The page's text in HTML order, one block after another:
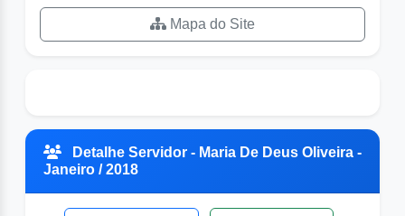
Mapa do Site
Detalhe Servidor - Maria De Deus Oliveira -
Janeiro / 2018